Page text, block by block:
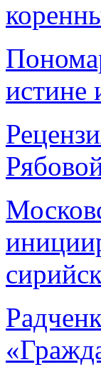
истине